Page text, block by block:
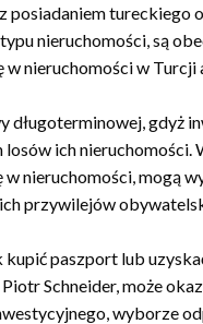
posiadaniem tureckiego
nieruchomości, są
nieruchomości w Turcji
gdyż
ich nieruchomości.
nieruchomości, mogą
przywilejów
paszport lub
Schneider, może
wyborze